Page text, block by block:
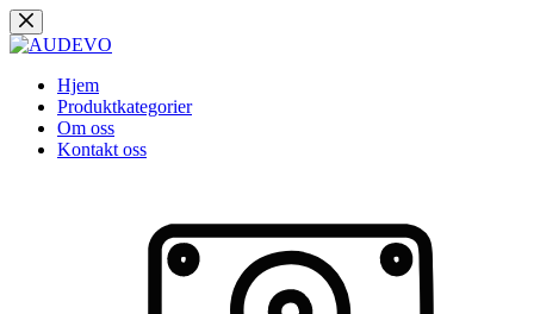
Hopp
til
Hjem
Produktkategorier
Om oss
Kontakt oss